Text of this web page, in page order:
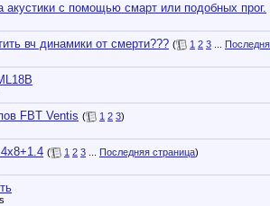
акустики с помощью смарт или подобных прог.
вч динамики от смерти??? ( 1 2 3
FBT Ventis ( 1 2 3)
( 1 2 3 Последняя страница)